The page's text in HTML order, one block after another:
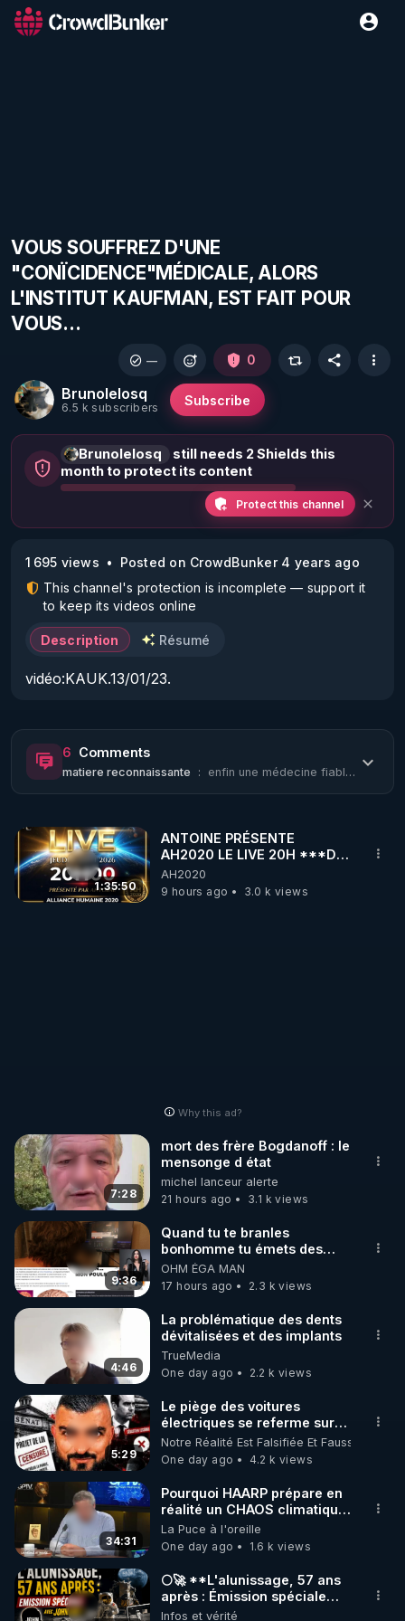
VOUS SOUFFREZ D'UNE
"CONÏCIDENCE"MÉDICALE, ALORS
L'INSTITUT KAUFMAN, EST FAIT POUR
VOUS...
Brunolelosq
6.5 k subscribers Subscribe
— 0
Brunolelosq
still needs 2 Shields this
month to protect its content
Protect this channel
1 695 views
Posted on CrowdBunker 4 years ago
This channel's protection is incomplete — support it
to keep its videos online
Description Résumé
vidéo:KAUK.13/01/23.
6 Comments
matiere reconnaissante : enfin une médecine fiable, nous sommes sauvés !!!!!!!!!!!
1:35:50
ANTOINE PRÉSENTE
AH2020 LE LIVE 20H ***DU
06/08/2026***
AH2020
9 hours ago
3.0 k views
Why this ad?
7:28
mort des frère Bogdanoff : le
mensonge d état
michel lanceur alerte
21 hours ago
3.1 k views
9:36
Quand tu te branles
bonhomme tu émets des
ondes ils ont juste omis de
t'expliquer
OHM ÉGA MAN
17 hours ago
2.3 k views
4:46
La problématique des dents
dévitalisées et des implants
TrueMedia
One day ago
2.2 k views
5:29
Le piège des voitures
électriques se referme sur
les usagers !
Notre Réalité Est Falsifiée Et Fausse
One day ago
4.2 k views
34:31
Pourquoi HAARP prépare en
réalité un CHAOS climatique,
on répond
La Puce à l'oreille
One day ago
1.6 k views
🌕🚀 **L'alunissage, 57 ans
après : Émission spéciale
avec John Doe !** 👨 🚀✨
Infos et vérité